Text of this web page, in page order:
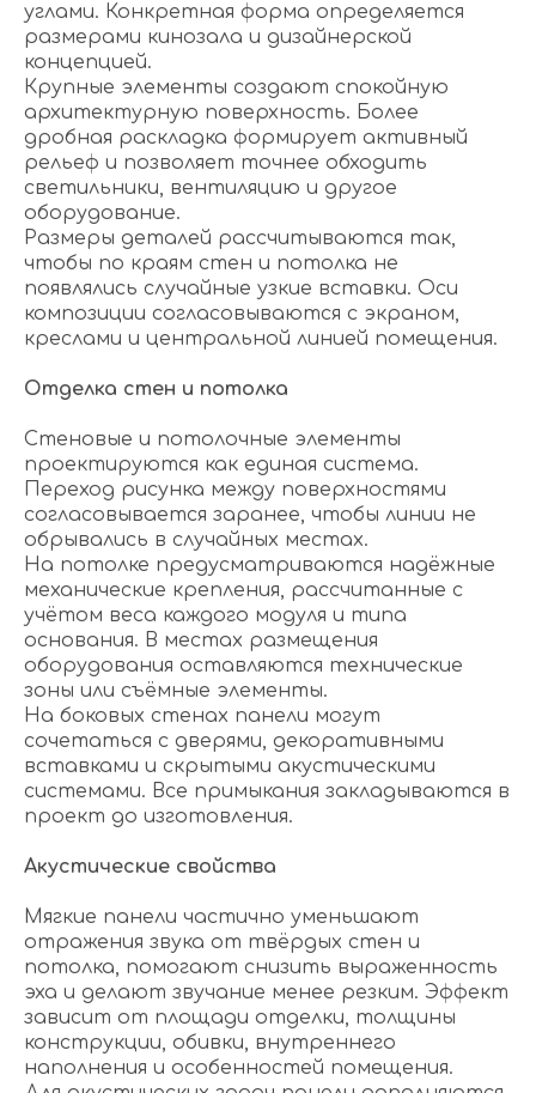
углами. Конкретная форма определяется
размерами кинозала и дизайнерской
концепцией.
Крупные элементы создают спокойную
архитектурную поверхность. Более
дробная раскладка формирует активный
рельеф и позволяет точнее обходить
светильники, вентиляцию и другое
оборудование.
Размеры деталей рассчитываются так,
чтобы по краям стен и потолка не
появлялись случайные узкие вставки. Оси
композиции согласовываются с экраном,
креслами и центральной линией помещения.
Отделка стен и потолка
Стеновые и потолочные элементы
проектируются как единая система.
Переход рисунка между поверхностями
согласовывается заранее, чтобы линии не
обрывались в случайных местах.
На потолке предусматриваются надёжные
механические крепления, рассчитанные с
учётом веса каждого модуля и типа
основания. В местах размещения
оборудования оставляются технические
зоны или съёмные элементы.
На боковых стенах панели могут
сочетаться с дверями, декоративными
вставками и скрытыми акустическими
системами. Все примыкания закладываются в
проект до изготовления.
Акустические свойства
Мягкие панели частично уменьшают
отражения звука от твёрдых стен и
потолка, помогают снизить выраженность
эха и делают звучание менее резким. Эффект
зависит от площади отделки, толщины
конструкции, обивки, внутреннего
наполнения и особенностей помещения.